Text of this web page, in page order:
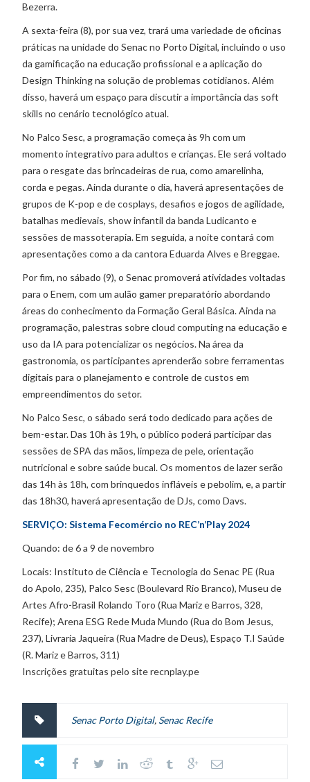
Bezerra.
A sexta-feira (8), por sua vez, trará uma variedade de oficinas
práticas na unidade do Senac no Porto Digital, incluindo o uso
da gamificação na educação profissional e a aplicação do
Design Thinking na solução de problemas cotidianos. Além
disso, haverá um espaço para discutir a importância das soft
skills no cenário tecnológico atual.
No Palco Sesc, a programação começa às 9h com um
momento integrativo para adultos e crianças. Ele será voltado
para o resgate das brincadeiras de rua, como amarelinha,
corda e pegas. Ainda durante o dia, haverá apresentações de
grupos de K-pop e de cosplays, desafios e jogos de agilidade,
batalhas medievais, show infantil da banda Ludicanto e
sessões de massoterapia. Em seguida, a noite contará com
apresentações como a da cantora Eduarda Alves e Breggae.
Por fim, no sábado (9), o Senac promoverá atividades voltadas
para o Enem, com um aulão gamer preparatório abordando
áreas do conhecimento da Formação Geral Básica. Ainda na
programação, palestras sobre cloud computing na educação e
uso da IA para potencializar os negócios. Na área da
gastronomia, os participantes aprenderão sobre ferramentas
digitais para o planejamento e controle de custos em
empreendimentos do setor.
No Palco Sesc, o sábado será todo dedicado para ações de
bem-estar. Das 10h às 19h, o público poderá participar das
sessões de SPA das mãos, limpeza de pele, orientação
nutricional e sobre saúde bucal. Os momentos de lazer serão
das 14h às 18h, com brinquedos infláveis e pebolim, e, a partir
das 18h30, haverá apresentação de DJs, como Davs.
SERVIÇO: Sistema Fecomércio no REC’n’Play 2024
Quando: de 6 a 9 de novembro
Locais: Instituto de Ciência e Tecnologia do Senac PE (Rua
do Apolo, 235), Palco Sesc (Boulevard Rio Branco), Museu de
Artes Afro-Brasil Rolando Toro (Rua Mariz e Barros, 328,
Recife); Arena ESG Rede Muda Mundo (Rua do Bom Jesus,
237), Livraria Jaqueira (Rua Madre de Deus), Espaço T.I Saúde
(R. Mariz e Barros, 311)
Inscrições gratuitas pelo site recnplay.pe
Senac Porto Digital, Senac Recife